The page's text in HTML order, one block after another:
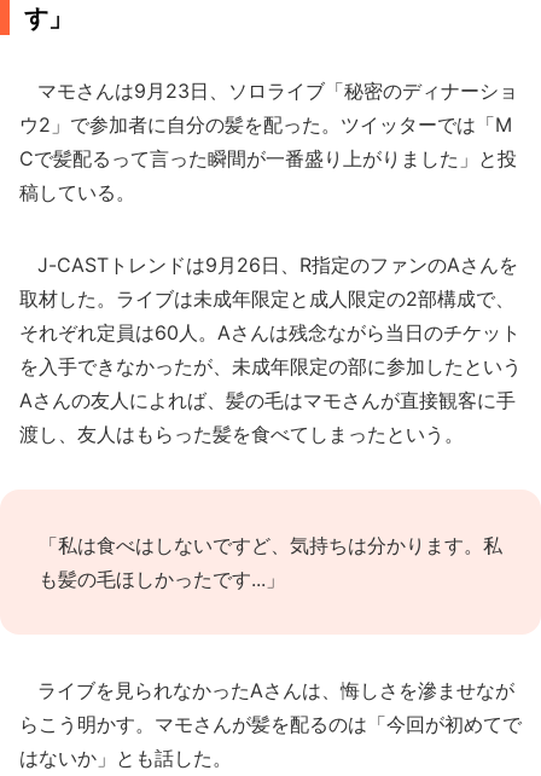
す」
マモさんは9月23日、ソロライブ「秘密のディナーショ
ウ2」で参加者に自分の髪を配った。ツイッターでは「M
Cで髪配るって言った瞬間が一番盛り上がりました」と投
稿している。
J-CASTトレンドは9月26日、R指定のファンのAさんを
取材した。ライブは未成年限定と成人限定の2部構成で、
それぞれ定員は60人。Aさんは残念ながら当日のチケット
を入手できなかったが、未成年限定の部に参加したという
Aさんの友人によれば、髪の毛はマモさんが直接観客に手
渡し、友人はもらった髪を食べてしまったという。
「私は食べはしないですど、気持ちは分かります。私
も髪の毛ほしかったです...」
ライブを見られなかったAさんは、悔しさを滲ませなが
らこう明かす。マモさんが髪を配るのは「今回が初めてで
はないか」とも話した。